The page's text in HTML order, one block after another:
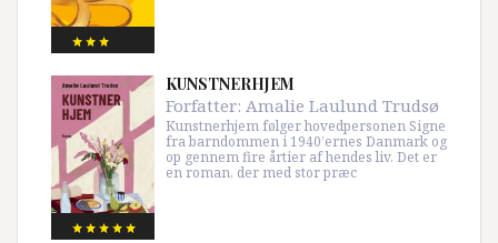
KUNSTNERHJEM
Forfatter: Amalie Laulund Trudsø
Kunstnerhjem følger hovedpersonen Signe
fra barndommen i 1940’ernes Danmark og
op gennem fire årtier af hendes liv. Det er
en roman, der med stor præc